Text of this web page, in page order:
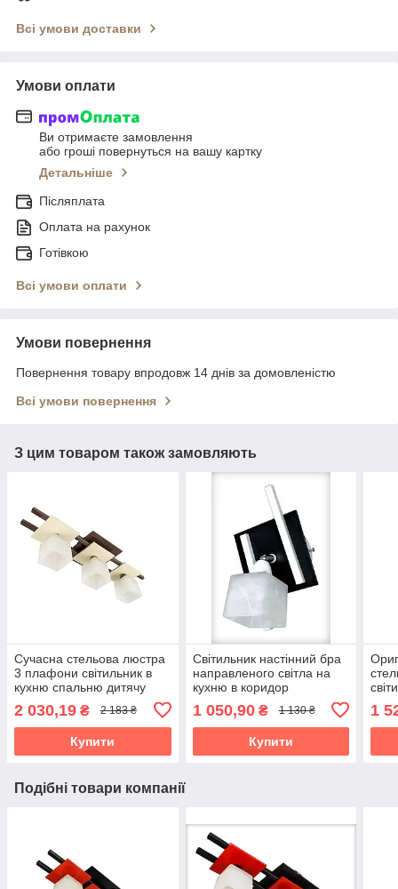
Всі умови доставки
Умови оплати
Ви отримаєте замовлення
або гроші повернуться на вашу картку
Детальніше
Післяплата
Оплата на рахунок
Готівкою
Всі умови оплати
Умови повернення
Повернення товару впродовж 14 днів за домовленістю
Всі умови повернення
З цим товаром також замовляють
Сучасна стельова люстра
3 плафони світильник в
кухню спальню дитячу
коридор кабінет Данко/3
коричнева бежева
2 030,19 ₴ 2 183 ₴
Купити
Світильник настінний бра
направленого світла на
кухню в коридор
спальню Данко/1 біло-
чорне
1 050,90₴ 1 130 ₴
Купити
1
Подібні товари компанії